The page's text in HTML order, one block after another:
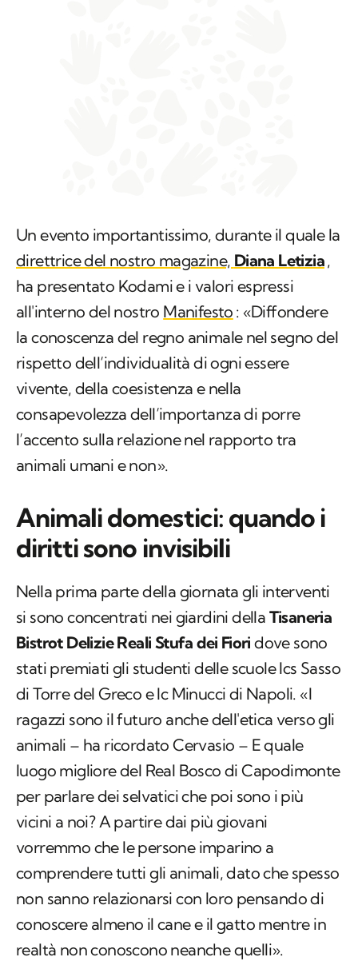
Un evento importantissimo, durante il quale la
direttrice del nostro magazine, Diana Letizia,
ha presentato Kodami e i valori espressi
all'interno del nostro Manifesto : «Diffondere
la conoscenza del regno animale nel segno del
rispetto dell’individualità di ogni essere
vivente, della coesistenza e nella
consapevolezza dell’importanza di porre
l’accento sulla relazione nel rapporto tra
animali umani e non».
Animali domestici: quando i
diritti sono invisibili
Nella prima parte della giornata gli interventi
si sono concentrati nei giardini della Tisaneria
Bistrot Delizie Reali Stufa dei Fiori dove sono
stati premiati gli studenti delle scuole Ics Sasso
di Torre del Greco e Ic Minucci di Napoli. «I
ragazzi sono il futuro anche dell'etica verso gli
animali – ha ricordato Cervasio – E quale
luogo migliore del Real Bosco di Capodimonte
per parlare dei selvatici che poi sono i più
vicini a noi? A partire dai più giovani
vorremmo che le persone imparino a
comprendere tutti gli animali, dato che spesso
non sanno relazionarsi con loro pensando di
conoscere almeno il cane e il gatto mentre in
realtà non conoscono neanche quelli».